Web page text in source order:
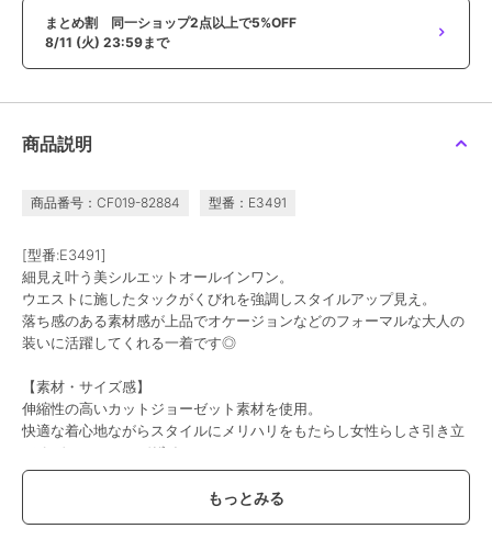
まとめ割 同一ショップ2点以上で5%OFF
8/11 (火) 23:59まで
商品説明
商品番号：CF019-82884 型番：E3491
[型番:E3491]
細見え叶う美シルエットオールインワン。
ウエストに施したタックがくびれを強調しスタイルアップ見え。
落ち感のある素材感が上品でオケージョンなどのフォーマルな大人の
装いに活躍してくれる一着です◎
【素材・サイズ感】
伸縮性の高いカットジョーゼット素材を使用。
快適な着心地ながらスタイルにメリハリをもたらし女性らしさ引き立
てるディティールデザイン。
シンプルさを活かしてアクセや小物で遊ぶのもおすすめです◎
プチサイズを含めた嬉しい3サイズ展開。
#コウベレタス